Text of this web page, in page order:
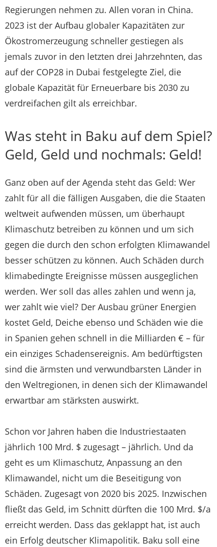
Regierungen nehmen zu. Allen voran in China.
2023 ist der Aufbau globaler Kapazitäten zur
Ökostromerzeugung schneller gestiegen als
jemals zuvor in den letzten drei Jahrzehnten, das
auf der COP28 in Dubai festgelegte Ziel, die
globale Kapazität für Erneuerbare bis 2030 zu
verdreifachen gilt als erreichbar.
Was steht in Baku auf dem Spiel?
Geld, Geld und nochmals: Geld!
Ganz oben auf der Agenda steht das Geld: Wer
zahlt für all die fälligen Ausgaben, die die Staaten
weltweit aufwenden müssen, um überhaupt
Klimaschutz betreiben zu können und um sich
gegen die durch den schon erfolgten Klimawandel
besser schützen zu können. Auch Schäden durch
klimabedingte Ereignisse müssen ausgeglichen
werden. Wer soll das alles zahlen und wenn ja,
wer zahlt wie viel? Der Ausbau grüner Energien
kostet Geld, Deiche ebenso und Schäden wie die
in Spanien gehen schnell in die Milliarden € – für
ein einziges Schadensereignis. Am bedürftigsten
sind die ärmsten und verwundbarsten Länder in
den Weltregionen, in denen sich der Klimawandel
erwartbar am stärksten auswirkt.
Schon vor Jahren haben die Industriestaaten
jährlich 100 Mrd. $ zugesagt – jährlich. Und da
geht es um Klimaschutz, Anpassung an den
Klimawandel, nicht um die Beseitigung von
Schäden. Zugesagt von 2020 bis 2025. Inzwischen
fließt das Geld, im Schnitt dürften die 100 Mrd. $/a
erreicht werden. Dass das geklappt hat, ist auch
ein Erfolg deutscher Klimapolitik. Baku soll eine